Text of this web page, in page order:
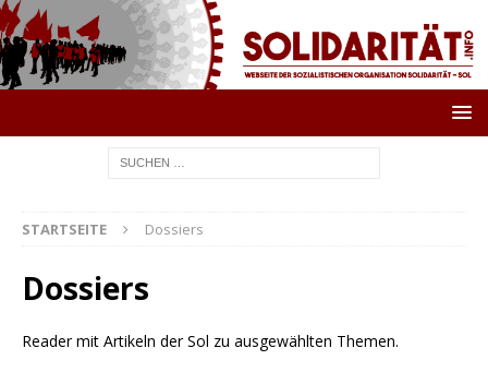
STARTSEITE Dossiers
Dossiers
Reader mit Artikeln der Sol zu ausgewählten Themen.